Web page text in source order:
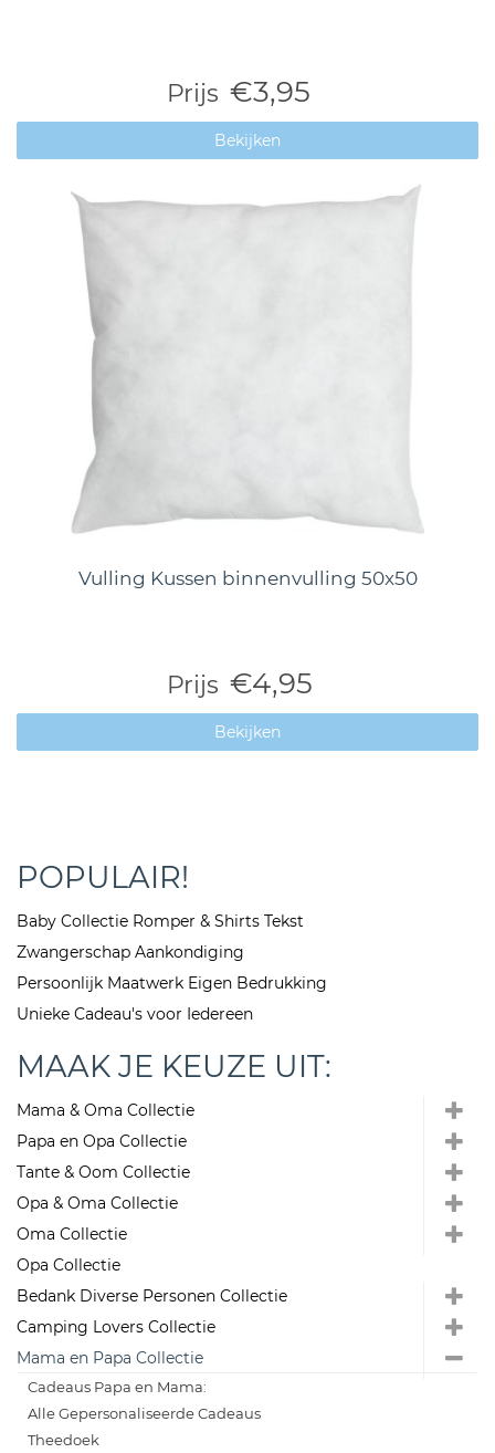
Prijs €3,95
Bekijken
Vulling Kussen binnenvulling 50x50
Prijs €4,95
Bekijken
POPULAIR!
Baby Collectie Romper & Shirts Tekst
Zwangerschap Aankondiging
Persoonlijk Maatwerk Eigen Bedrukking
Unieke Cadeau's voor Iedereen
MAAK JE KEUZE UIT:
Mama & Oma Collectie
Papa en Opa Collectie
Tante & Oom Collectie
Opa & Oma Collectie
Oma Collectie
Opa Collectie
Bedank Diverse Personen Collectie
Camping Lovers Collectie
Mama en Papa Collectie
Cadeaus Papa en Mama:
Alle Gepersonaliseerde Cadeaus
Theedoek